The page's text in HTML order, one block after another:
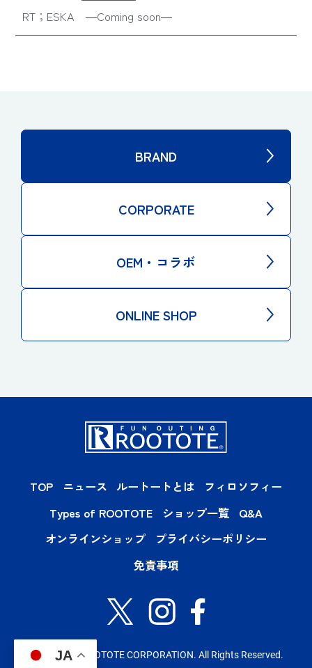
RT；ESKA ―Coming soon―
BRAND
CORPORATE
OEM・コラボ
ONLINE SHOP
TOP ニュース ルートートとは
フィロソフィー
Types of ROOTOTE
ショップ一覧
Q&A
オンラインショップ
プライバシーポリシー
免責事項
Copyright© ROOTOTE CORPORATION. All Rights Reserved.
JA